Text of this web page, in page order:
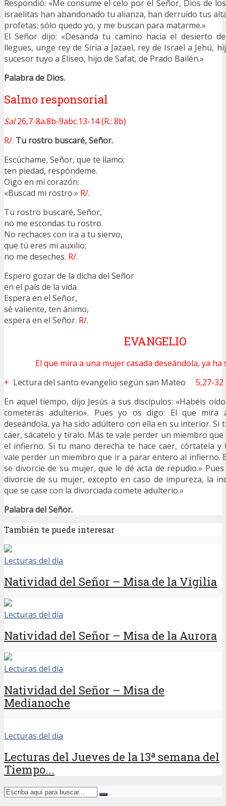
Respondió: «Me consume el celo por el Señor, Dios de
israelitas han abandonado tu alianza, han derruido tus
profetas; sólo quedo yo, y me buscan para matarme.»
El Señor dijo: «Desanda tu camino hacia el desierto
llegues, unge rey de Siria a Jazael, rey de Israel a Jehú,
sucesor tuyo a Eliseo, hijo de Safat, de Prado Bailén.»
Palabra de Dios.
Salmo responsorial
Sal26,7-8a.8b-9abc.13-14 (R.: 8b)
R/. Tu rostro buscaré, Señor.
Escúchame, Señor, que te llamo;
ten piedad, respóndeme.
Oigo en mi corazón:
«Buscad mi rostro.» R/.
Tu rostro buscaré, Señor,
no me escondas tu rostro.
No rechaces con ira a tu siervo,
que tú eres mi auxilio;
no me deseches. R/.
Espero gozar de la dicha del Señor
en el país de la vida.
Espera en el Señor,
sé valiente, ten ánimo,
espera en el Señor. R/.
EVANGELIO
El que mira a una mujer casada deseándola, ya
+ Lectura del santo evangelio según san Mateo 5,27-32
En aquel tiempo, dijo Jesús a sus discípulos: «Habéis
cometerás adulterio». Pues yo os digo: El que mira
deseándola, ya ha sido adúltero con ella en su interior. Si
caer, sácatelo y tíralo. Más te vale perder un miembro
el infierno. Si tu mano derecha te hace caer, córtatela
vale perder un miembro que ir a parar entero al infierno.
se divorcie de su mujer, que le dé acta de repudio.»
divorcie de su mujer, excepto en caso de impureza, la
que se case con la divorciada comete adulterio.»
Palabra del Señor.
También te puede interesar
Lecturas del día
Natividad del Señor – Misa de la Vigilia
Lecturas del día
Natividad del Señor – Misa de la Aurora
Lecturas del día
Natividad del Señor – Misa de
Medianoche
Lecturas del día
Lecturas del Jueves de la 13ª semana del
Tiempo...